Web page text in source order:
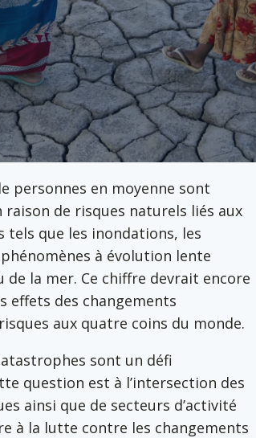
personnes en moyenne sont
de risques naturels liés aux
que les inondations, les
à évolution lente
de la mer. Ce chiffre devrait encore
effets des changements
aux quatre coins du monde.
sont un défi
question est à l’intersection des
ainsi que de secteurs d’activité
à la lutte contre les changements